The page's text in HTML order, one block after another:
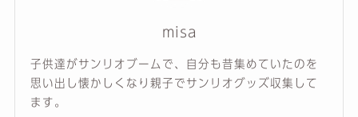
misa
子供達がサンリオブームで、自分も昔集めていたのを
思い出し懐かしくなり親子でサンリオグッズ収集して
ます。